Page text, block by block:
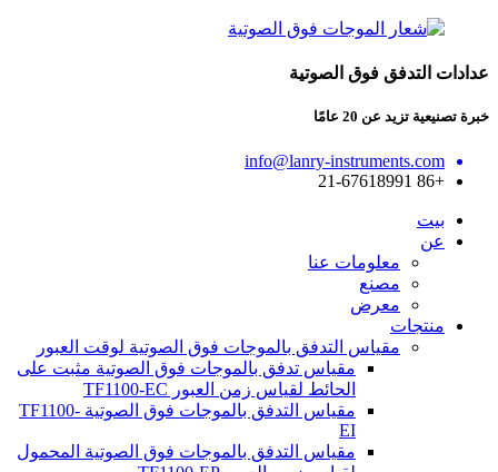
عدادات التدفق فوق الصوتية
خبرة تصنيعية تزيد عن 20 عامًا
info@lanry-instruments.com
+86 21-67618991
بيت
عن
معلومات عنا
مصنع
معرض
منتجات
مقياس التدفق بالموجات فوق الصوتية لوقت العبور
مقياس تدفق بالموجات فوق الصوتية مثبت على
الحائط لقياس زمن العبور TF1100-EC
مقياس التدفق بالموجات فوق الصوتية TF1100-
EI
مقياس التدفق بالموجات فوق الصوتية المحمول